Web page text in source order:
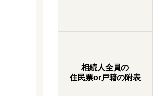
相続人全員の
住民票or戸籍の附表